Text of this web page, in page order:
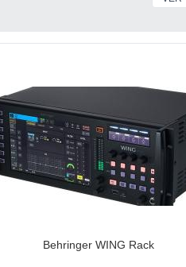
Behringer WING Rack